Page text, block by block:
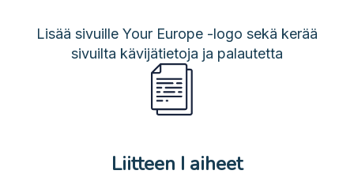
Lisää sivuille Your Europe -logo sekä kerää
sivuilta kävijätietoja ja palautetta
Liitteen I aiheet